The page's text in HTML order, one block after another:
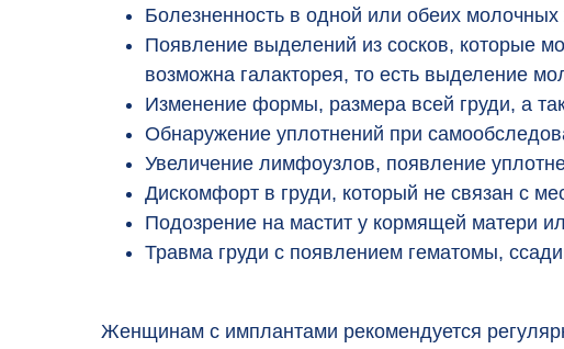
Болезненность в одной или обеих
Появление выделений из сосков, которые
возможна галакторея, то есть выделение
Изменение формы, размера всей груди, а
Обнаружение уплотнений при
Увеличение лимфоузлов, появление
Дискомфорт в груди, который не связан с
Подозрение на мастит у кормящей матери
Травма груди с появлением гематомы,
Женщинам с имплантами рекомендуется